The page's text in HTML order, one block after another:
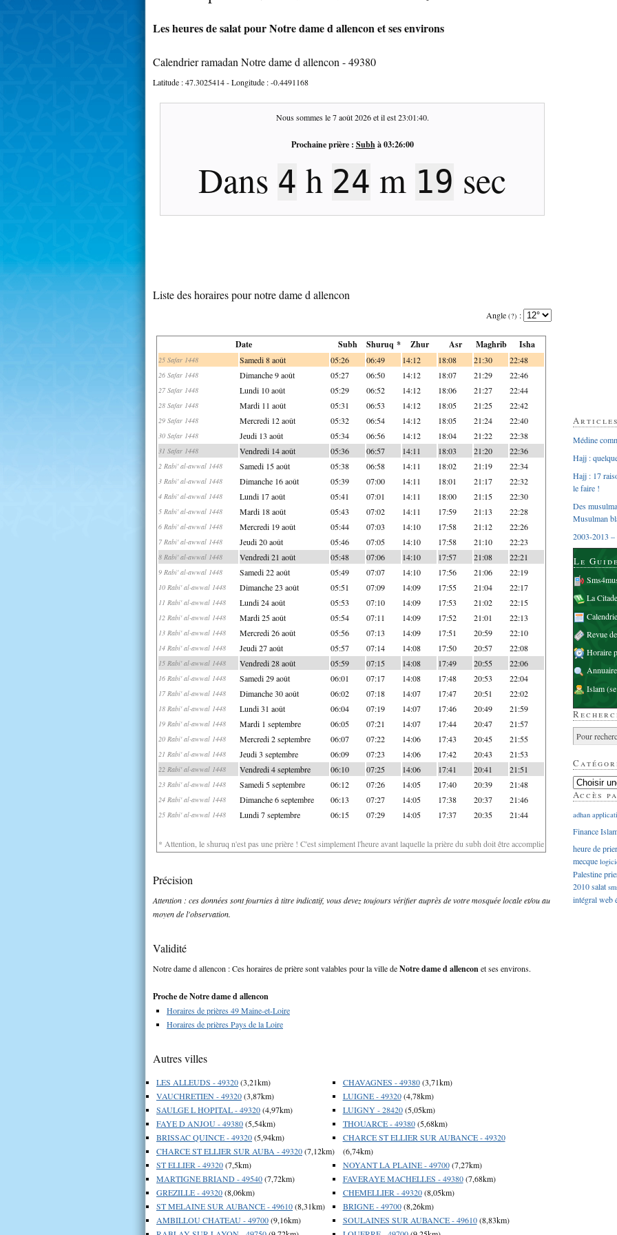
Les heures de salat pour Notre dame d allencon et ses environs
Calendrier ramadan Notre dame d allencon - 49380
Latitude :47.3025414- Longitude :-0.4491168
Nous sommes le7 août 2026et il est23:01:41.
Prochaine prière : Subhà03:26:00
Dans 4 h 24 m 18 sec
Liste des horaires pour notre dame d allencon
Angle (?) :
Date Subh Shuruq * Zhur Asr Maghrib Isha
25 Safar 1448 Samedi 8 août 05:26 06:49 14:12 18:08 21:30 22:48
26 Safar 1448 Dimanche 9 août 05:27 06:50 14:12 18:07 21:29 22:46
27 Safar 1448 Lundi 10 août 05:29 06:52 14:12 18:06 21:27 22:44
28 Safar 1448 Mardi 11 août 05:31 06:53 14:12 18:05 21:25 22:42
29 Safar 1448 Mercredi 12 août 05:32 06:54 14:12 18:05 21:24 22:40
30 Safar 1448 Jeudi 13 août 05:34 06:56 14:12 18:04 21:22 22:38
31 Safar 1448 Vendredi 14 août 05:36 06:57 14:11 18:03 21:20 22:36
2 Rabi' al-awwal 1448 Samedi 15 août 05:38 06:58 14:11 18:02 21:19 22:34
3 Rabi' al-awwal 1448 Dimanche 16 août 05:39 07:00 14:11 18:01 21:17 22:32
4 Rabi' al-awwal 1448 Lundi 17 août 05:41 07:01 14:11 18:00 21:15 22:30
5 Rabi' al-awwal 1448 Mardi 18 août 05:43 07:02 14:11 17:59 21:13 22:28
6 Rabi' al-awwal 1448 Mercredi 19 août 05:44 07:03 14:10 17:58 21:12 22:26
7 Rabi' al-awwal 1448 Jeudi 20 août 05:46 07:05 14:10 17:58 21:10 22:23
8 Rabi' al-awwal 1448 Vendredi 21 août 05:48 07:06 14:10 17:57 21:08 22:21
9 Rabi' al-awwal 1448 Samedi 22 août 05:49 07:07 14:10 17:56 21:06 22:19
10 Rabi' al-awwal 1448 Dimanche 23 août 05:51 07:09 14:09 17:55 21:04 22:17
11 Rabi' al-awwal 1448 Lundi 24 août 05:53 07:10 14:09 17:53 21:02 22:15
12 Rabi' al-awwal 1448 Mardi 25 août 05:54 07:11 14:09 17:52 21:01 22:13
13 Rabi' al-awwal 1448 Mercredi 26 août 05:56 07:13 14:09 17:51 20:59 22:10
14 Rabi' al-awwal 1448 Jeudi 27 août 05:57 07:14 14:08 17:50 20:57 22:08
15 Rabi' al-awwal 1448 Vendredi 28 août 05:59 07:15 14:08 17:49 20:55 22:06
16 Rabi' al-awwal 1448 Samedi 29 août 06:01 07:17 14:08 17:48 20:53 22:04
17 Rabi' al-awwal 1448 Dimanche 30 août 06:02 07:18 14:07 17:47 20:51 22:02
18 Rabi' al-awwal 1448 Lundi 31 août 06:04 07:19 14:07 17:46 20:49 21:59
19 Rabi' al-awwal 1448 Mardi 1 septembre 06:05 07:21 14:07 17:44 20:47 21:57
20 Rabi' al-awwal 1448 Mercredi 2 septembre 06:07 07:22 14:06 17:43 20:45 21:55
21 Rabi' al-awwal 1448 Jeudi 3 septembre 06:09 07:23 14:06 17:42 20:43 21:53
22 Rabi' al-awwal 1448 Vendredi 4 septembre 06:10 07:25 14:06 17:41 20:41 21:51
23 Rabi' al-awwal 1448 Samedi 5 septembre 06:12 07:26 14:05 17:40 20:39 21:48
24 Rabi' al-awwal 1448 Dimanche 6 septembre 06:13 07:27 14:05 17:38 20:37 21:46
25 Rabi' al-awwal 1448 Lundi 7 septembre 06:15 07:29 14:05 17:37 20:35 21:44
* Attention, le shuruq n'est pas une prière ! C'est simplement l'heure avant laquelle la prière du subh doit être accomplie
Précision
Attention : ces données sont fournies à titre indicatif, vous devez toujours vérifier auprès de votre mosquée locale et/ou au
moyen de l'observation.
Validité
Notre dame d allencon : Ces horaires de prière sont valables pour la ville deNotre dame d allenconet ses environs.
Proche de Notre dame d allencon
Horaires de prières 49 Maine-et-Loire
Horaires de prières Pays de la Loire
Autres villes
LES ALLEUDS - 49320(3,21km)
VAUCHRETIEN - 49320(3,87km)
SAULGE L HOPITAL - 49320(4,97km)
FAYE D ANJOU - 49380(5,54km)
BRISSAC QUINCE - 49320(5,94km)
CHARCE ST ELLIER SUR AUBA - 49320(7,12km)
ST ELLIER - 49320(7,5km)
MARTIGNE BRIAND - 49540(7,72km)
GREZILLE - 49320(8,06km)
ST MELAINE SUR AUBANCE - 49610(8,31km)
AMBILLOU CHATEAU - 49700(9,16km)
CHAVAGNES - 49380(3,71km)
LUIGNE - 49320(4,78km)
LUIGNY - 28420(5,05km)
THOUARCE - 49380(5,68km)
CHARCE ST ELLIER SUR AUBANCE - 49320
(6,74km)
NOYANT LA PLAINE - 49700(7,27km)
FAVERAYE MACHELLES - 49380(7,68km)
CHEMELLIER - 49320(8,05km)
BRIGNE - 49700(8,26km)
SOULAINES SUR AUBANCE - 49610(8,83km)
Médine
Hajj :
Hajj : 17
le faire !
Des
Musulman
2003-2013 –
Le
La
Revue
Horaire
Islam
Accès
adhan
Finance
heure de
mecque
Palestine
2010salat
intégralweb